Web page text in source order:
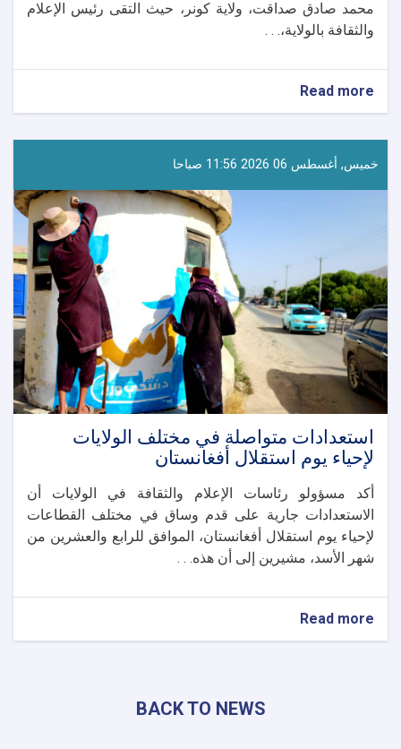
محمد صادق صداقت، ولاية كونر، حيث التقى رئيس الإعلام
والثقافة بالولاية،. . .
Read more
والتطوير
السياحي
المناطق
السياحية
خميس, أغسطس 06 2026 11:56 صباحا
استعدادات متواصلة في مختلف الولايات
لإحياء يوم استقلال أفغانستان
أكد مسؤولو رئاسات الإعلام والثقافة في الولايات أن
الاستعدادات جارية على قدم وساق في مختلف القطاعات
لإحياء يوم استقلال أفغانستان، الموافق للرابع والعشرين من
شهر الأسد، مشيرين إلى أن هذه. . .
Read more
الولاياتBACK TO NEWS